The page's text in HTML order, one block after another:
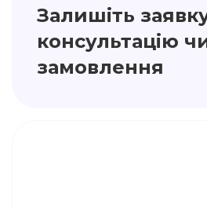
Залишіть
консультацію
замовлення